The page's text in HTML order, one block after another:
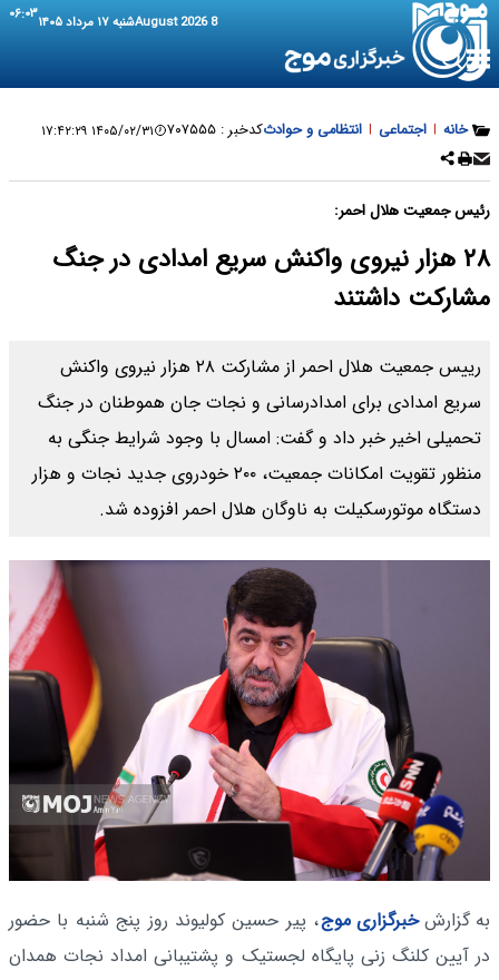
8 August 2026 شنبه ۱۷ مرداد ۱۴۰۵ ۰۶:۰۳
خانه | اجتماعی | انتظامی و حوادثکدخبر : ۷۰۷۵۵۵ ۱۴۰۵/۰۲/۳۱ ۱۷:۴۲:۲۹
رئیس جمعیت هلال احمر:
۲۸ هزار نیروی واکنش سریع امدادی در جنگ
مشارکت داشتند
رییس جمعیت هلال احمر از مشارکت ۲۸ هزار نیروی واکنش
سریع امدادی برای امدادرسانی و نجات جان هموطنان در جنگ
تحمیلی اخیر خبر داد و گفت: امسال با وجود شرایط جنگی به
منظور تقویت امکانات جمعیت، ۲۰۰ خودروی جدید نجات و هزار
دستگاه موتورسکیلت به ناوگان هلال احمر افزوده شد.
به گزارشخبرگزاری موج، پیر حسین کولیوند روز پنج شنبه با حضور
در آیین کلنگ زنی پایگاه لجستیک و پشتیبانی امداد نجات همدان